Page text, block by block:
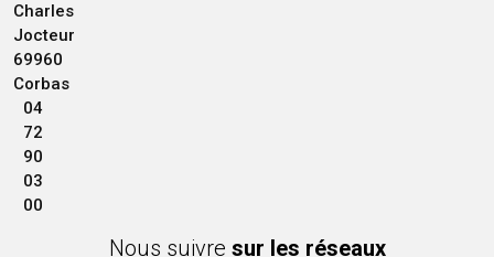
Charles
Jocteur
69960
Corbas
04
72
90
03
00
Nous suivre sur les réseaux